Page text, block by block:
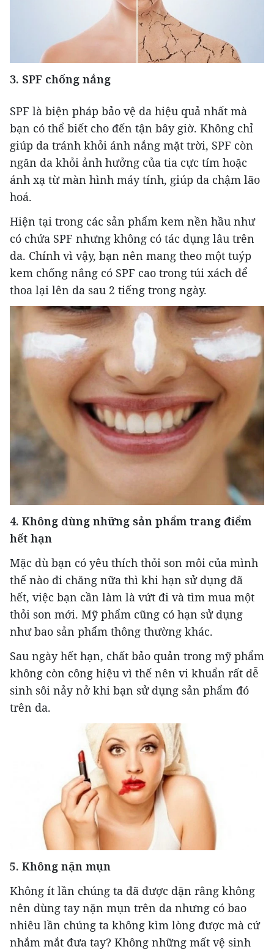
3. SPF chống nắng
SPF là biện pháp bảo vệ da hiệu quả nhất mà
bạn có thể biết cho đến tận bây giờ. Không chỉ
giúp da tránh khỏi ánh nắng mặt trời, SPF còn
ngăn da khỏi ảnh hưởng của tia cực tím hoặc
ánh xạ từ màn hình máy tính, giúp da chậm lão
hoá.
Hiện tại trong các sản phẩm kem nền hầu như
có chứa SPF nhưng không có tác dụng lâu trên
da. Chính vì vậy, bạn nên mang theo một tuýp
kem chống nắng có SPF cao trong túi xách để
thoa lại lên da sau 2 tiếng trong ngày.
4. Không dùng những sản phẩm trang điểm
hết hạn
Mặc dù bạn có yêu thích thỏi son môi của mình
thế nào đi chăng nữa thì khi hạn sử dụng đã
hết, việc bạn cần làm là vứt đi và tìm mua một
thỏi son mới. Mỹ phẩm cũng có hạn sử dụng
như bao sản phẩm thông thường khác.
Sau ngày hết hạn, chất bảo quản trong mỹ phẩm
không còn công hiệu vì thế nên vi khuẩn rất dễ
sinh sôi nảy nở khi bạn sử dụng sản phẩm đó
trên da.
5. Không nặn mụn
Không ít lần chúng ta đã được dặn rằng không
nên dùng tay nặn mụn trên da nhưng có bao
nhiêu lần chúng ta không kìm lòng được mà cứ
nhắm mắt đưa tay? Không những mất vệ sinh